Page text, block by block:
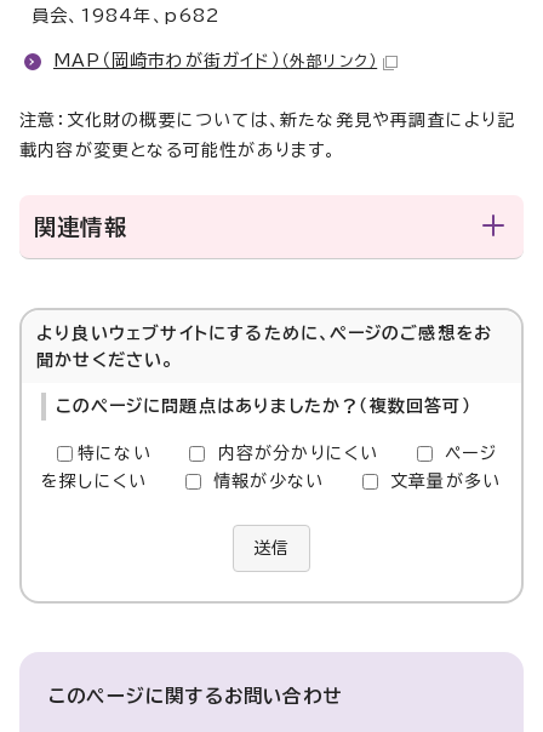
員会、1984年、p682
MAP（岡崎市わが街ガイド） （外部リンク）
注意：文化財の概要については、新たな発見や再調査により記
載内容が変更となる可能性があります。
関連情報
より良いウェブサイトにするために、ページのご感想をお
聞かせください。
このページに問題点はありましたか？（複数回答可）
特にない 内容が分かりにくい
ページ
を探しにくい
情報が少ない 文章量が多い
送信
このページに関するお問い合わせ